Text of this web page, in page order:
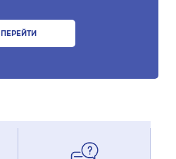
ПЕРЕЙТИ